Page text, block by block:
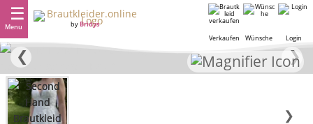
Menu byBridys
Login
Wünsche
Verkaufen
❮ ❯
❯